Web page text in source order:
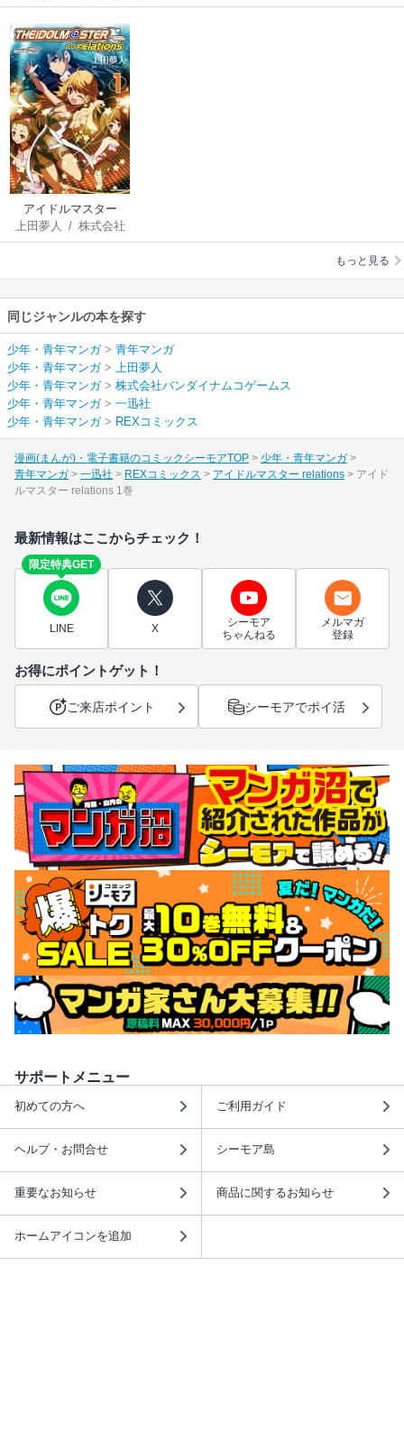
アイドルマスター
relations
上田夢人 / 株式会社
バンダイナムコゲー
もっと見る
同じジャンルの本を探す
少年・青年マンガ> 青年マンガ
少年・青年マンガ> 上田夢人
少年・青年マンガ> 株式会社バンダイナムコゲームス
少年・青年マンガ> 一迅社
少年・青年マンガ> REXコミックス
漫画(まんが)・電子書籍のコミックシーモアTOP
少年・青年マンガ
青年マンガ
一迅社 REXコミックス アイドルマスター relations
アイド
ルマスター relations 1巻
最新情報はここからチェック！
限定特典GET
LINE X
シーモア
ちゃんねる
メルマガ
登録
お得にポイントゲット！
ご来店ポイント シーモアでポイ活
サポートメニュー
初めての方へ ご利用ガイド
ヘルプ・お問合せ シーモア島
重要なお知らせ 商品に関するお知らせ
ホームアイコンを追加